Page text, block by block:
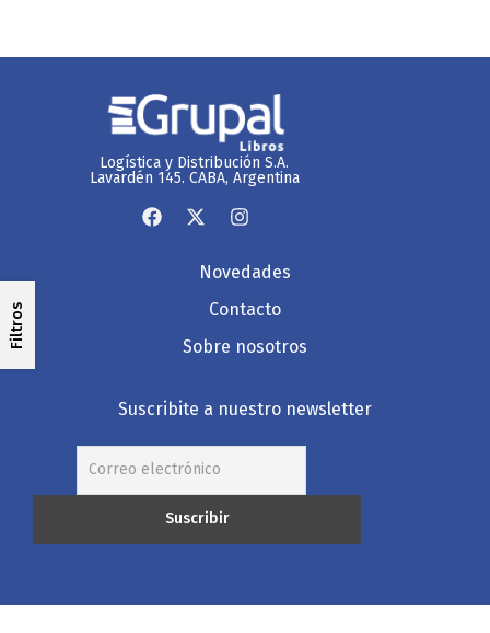
Filtros
Logística y Distribución S.A.
Lavardén 145. CABA, Argentina
Novedades
Contacto
Sobre nosotros
Suscribite a nuestro newsletter